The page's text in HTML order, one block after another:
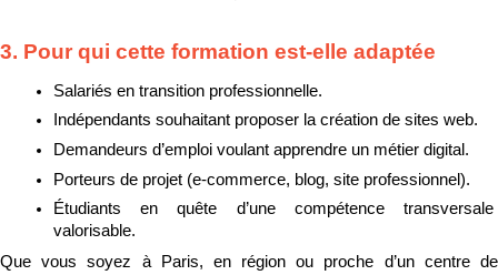
3. Pour qui cette formation est-elle adaptée
Salariés en transition professionnelle.
Indépendants souhaitant proposer la création de sites web.
Demandeurs d’emploi voulant apprendre un métier digital.
Porteurs de projet (e-commerce, blog, site professionnel).
Étudiants en quête d’une compétence transversale
valorisable.
Que vous soyez à Paris, en région ou proche d’un centre de